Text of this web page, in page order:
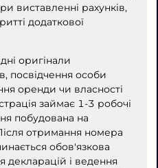
виставленні рахунків,
додаткової
оригінали
посвідчення особи
оренди чи власності
займає 1-3 робочі
побудована на
отримання номера
обов'язкова
декларацій і ведення